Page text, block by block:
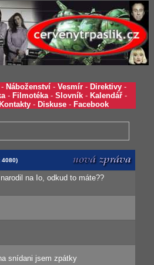
- Náboženství - Vesmír - Direktivy -
- Filmotéka- Slovník - Kalendář -
Kontakty - Diskuse - Facebook
4080)
na Io, odkud to máte??
snídani jsem zpátky